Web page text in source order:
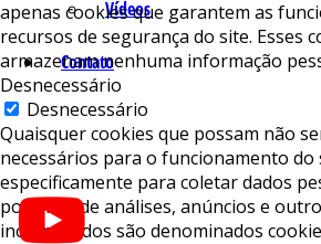
Vídeos
Contato
apenas cookies que garantem as
recursos de segurança do site. Esses
armazenam nenhuma informação
Desnecessário
Desnecessário
Quaisquer cookies que possam não
necessários para o funcionamento do
especificamente para coletar dados
por meio de análises, anúncios e
incorporados são denominados